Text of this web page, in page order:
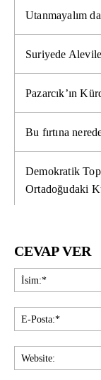
Utanmayalım
Suriyede
Pazarcık’ın
Bu fırtına
Demokratik
Ortadoğudaki
CEVAP VER